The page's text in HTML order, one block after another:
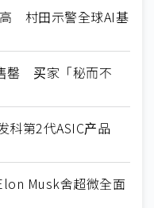
村田示警全球AI基
罄 买家「秘而不
第2代ASIC产品
Musk舍超微全面